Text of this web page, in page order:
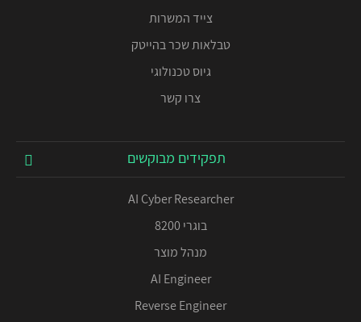
צייד המשרות
טבלאות שכר בהייטק
גיוס טכנולוגי
צרו קשר
תפקידים מבוקשים
AI Cyber Researcher
בוגרי 8200
מנהל מוצר
AI Engineer
Reverse Engineer